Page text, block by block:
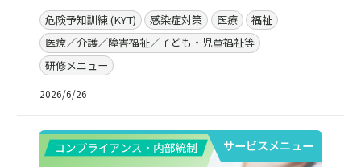
危険予知訓練 (KYT) 感染症対策 医療
福祉
医療／介護／障害福祉／子ども・児童福祉等
研修メニュー
2026/6/26
サービスメニュー